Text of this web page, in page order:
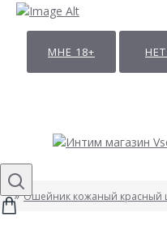
МНЕ 18+
Ошейник кожаный красный